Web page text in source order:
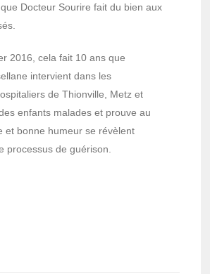
Docteur Sourire fait du bien aux
2016, cela fait 10 ans que
intervient dans les
de Thionville, Metz et
enfants malades et prouve au
et bonne humeur se révèlent
processus de guérison.